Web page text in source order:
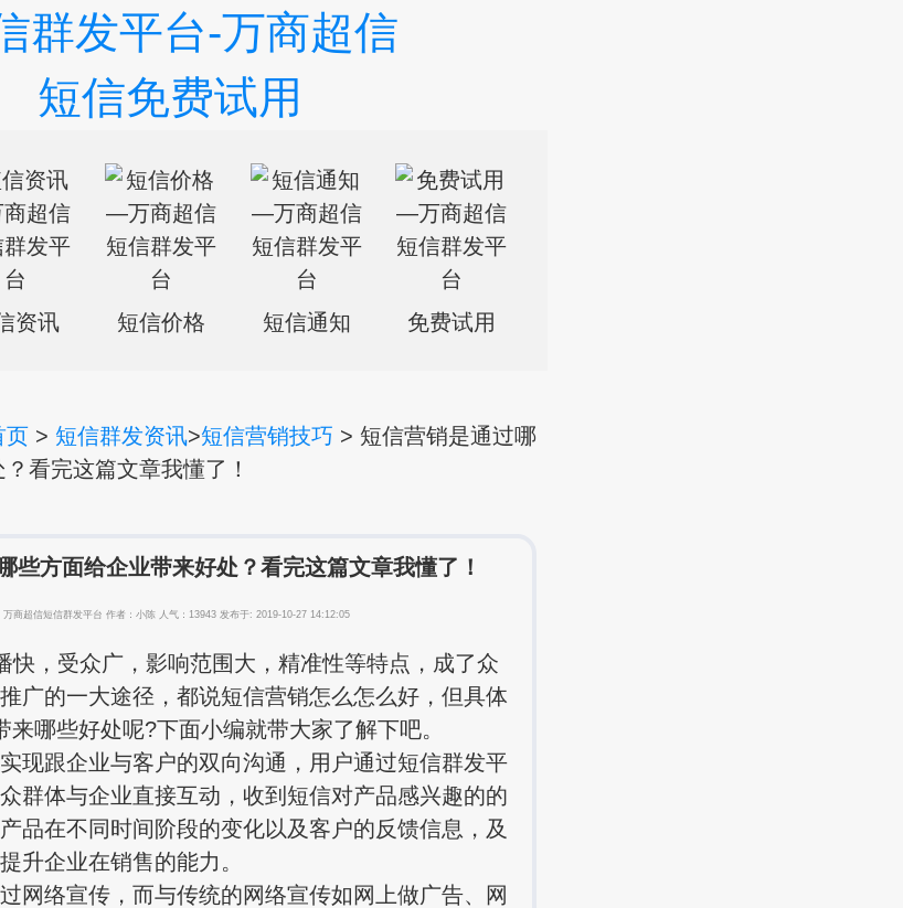
资讯 短信价格 短信通知 免费试用
页 > 短信群发资讯>短信营销技巧 > 短信营销是通过哪
看完这篇文章我懂了！
些方面给企业带来好处？看完这篇文章我懂了！
万商超信短信群发平台 作者：小陈 人气：13943 发布于: 2019-10-27 14:12:05
快，受众广，影响范围大，精准性等特点，成了众
广的一大途径，都说短信营销怎么怎么好，但具体
哪些好处呢?下面小编就带大家了解下吧。
跟企业与客户的双向沟通，用户通过短信群发平
群体与企业直接互动，收到短信对产品感兴趣的的
品在不同时间阶段的变化以及客户的反馈信息，及
升企业在销售的能力。
络宣传，而与传统的网络宣传如网上做广告、网